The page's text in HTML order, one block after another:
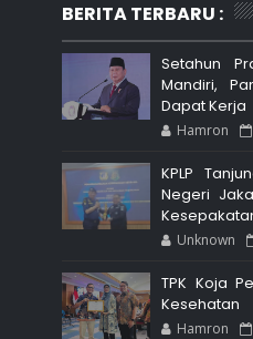
BERITA TERBARU :
Setahun
Mandiri,
Dapat Kerja
Hamron
KPLP
Negeri
Unknown
TPK Koja
Kesehatan
Hamron